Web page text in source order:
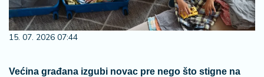
15. 07. 2026 07:44
Većina građana izgubi novac pre nego što stigne na